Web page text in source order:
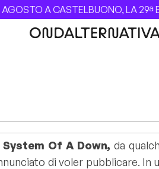
A CASTELBUONO, LA 29ª
System Of A Down, da
di voler pubblicare. In